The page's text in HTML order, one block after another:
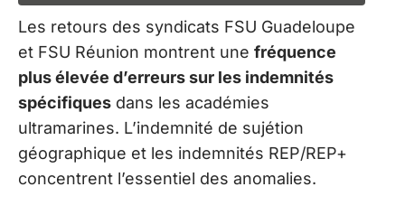
Les retours des syndicats FSU Guadeloupe
et FSU Réunion montrent une fréquence
plus élevée d’erreurs sur les indemnités
spécifiques dans les académies
ultramarines. L’indemnité de sujétion
géographique et les indemnités REP/REP+
concentrent l’essentiel des anomalies.